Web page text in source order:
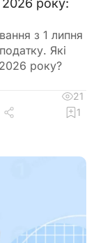
року:
з 1 липня
Які
2026 року?
21
1